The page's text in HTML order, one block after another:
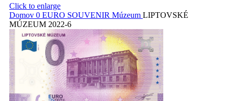
Click to enlarge
Domov 0 EURO SOUVENIR Múzeum LIPTOVSKÉ
MÚZEUM 2022-6